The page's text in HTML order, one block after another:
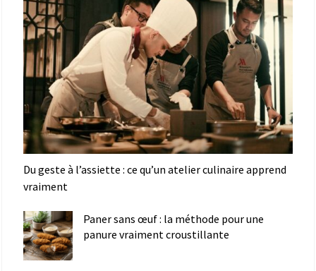
Du geste à l’assiette : ce qu’un atelier culinaire apprend
vraiment
Paner sans œuf : la méthode pour une
panure vraiment croustillante